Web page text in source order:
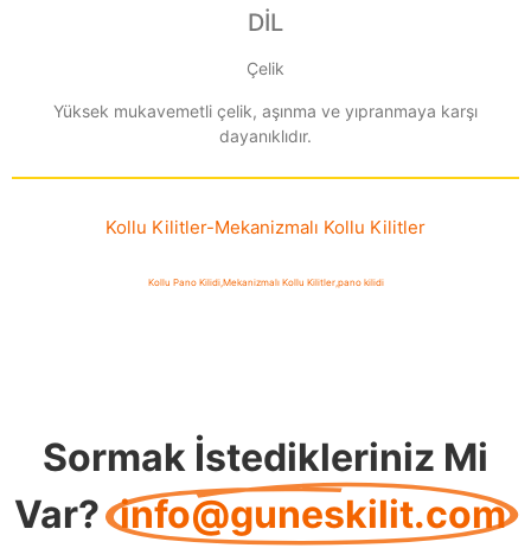
DİL
Çelik
Yüksek mukavemetli çelik, aşınma ve yıpranmaya karşı
dayanıklıdır.
Kollu Kilitler-Mekanizmalı Kollu Kilitler
Kollu Pano Kilidi,Mekanizmalı Kollu Kilitler,pano kilidi
Sormak İstedikleriniz Mi
Var? info@guneskilit.com